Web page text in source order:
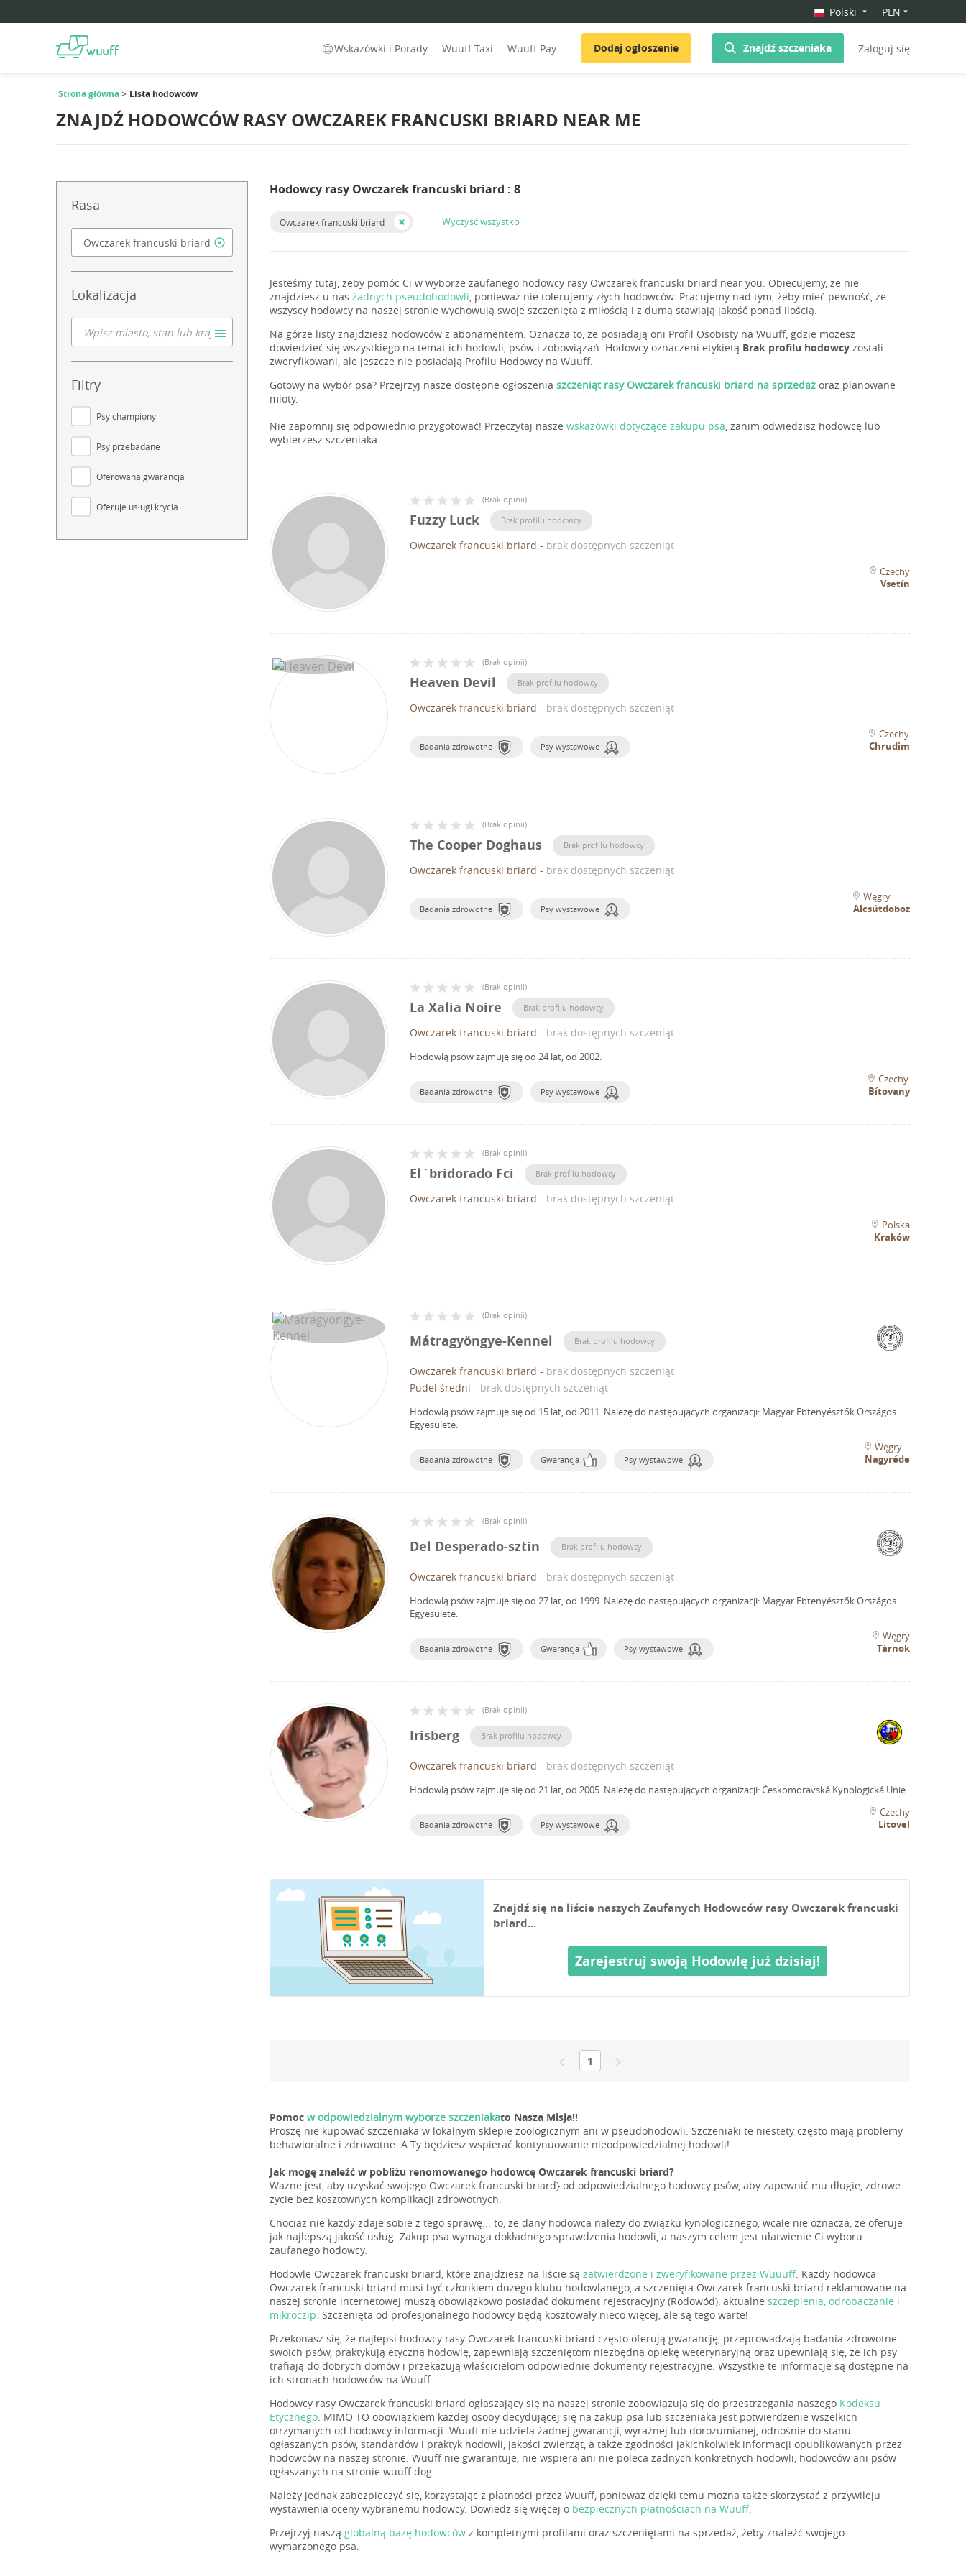
Polski PLN
Wskazówki i Porady Wuuff Taxi Wuuff Pay Dodaj ogłoszenie Znajdź szczeniaka Zaloguj się
Strona główna Lista hodowców
ZNAJDŹ HODOWCÓW RASY OWCZAREK FRANCUSKI BRIARD NEAR ME
Rasa
Lokalizacja
Filtry
Psy championy
Psy przebadane
Oferowana gwarancja
Oferuje usługi krycia
Hodowcy rasy Owczarek francuski briard : 8
Owczarek francuski briard Wyczyść wszystko
Jesteśmy tutaj, żeby pomóc Ci w wyborze zaufanego hodowcy rasy Owczarek francuski briard near you. Obiecujemy, że nie
znajdziesz u nas żadnych pseudohodowli, ponieważ nie tolerujemy złych hodowców. Pracujemy nad tym, żeby mieć pewność, że
wszyscy hodowcy na naszej stronie wychowują swoje szczenięta z miłością i z dumą stawiają jakość ponad ilością.
Na górze listy znajdziesz hodowców z abonamentem. Oznacza to, że posiadają oni Profil Osobisty na Wuuff, gdzie możesz
dowiedzieć się wszystkiego na temat ich hodowli, psów i zobowiązań. Hodowcy oznaczeni etykietą Brak profilu hodowcy zostali
zweryfikowani, ale jeszcze nie posiadają Profilu Hodowcy na Wuuff.
Gotowy na wybór psa? Przejrzyj nasze dostępne ogłoszenia szczeniąt rasy Owczarek francuski briard na sprzedaż oraz planowane
mioty.
Nie zapomnij się odpowiednio przygotować! Przeczytaj nasze wskazówki dotyczące zakupu psa, zanim odwiedzisz hodowcę lub
wybierzesz szczeniaka.
(Brak opinii)
Fuzzy Luck Brak profilu hodowcy
Owczarek francuski briard - brak dostępnych szczeniąt
Czechy
Vsetín
(Brak opinii)
Heaven Devil Brak profilu hodowcy
Owczarek francuski briard - brak dostępnych szczeniąt
Badania zdrowotne Psy wystawowe
Czechy
Chrudim
(Brak opinii)
The Cooper Doghaus Brak profilu hodowcy
Owczarek francuski briard - brak dostępnych szczeniąt
Badania zdrowotne Psy wystawowe
Węgry
Alcsútdoboz
(Brak opinii)
La Xalia Noire Brak profilu hodowcy
Owczarek francuski briard - brak dostępnych szczeniąt
Hodowlą psów zajmuję się od 24 lat, od 2002.
Badania zdrowotne Psy wystawowe
Czechy
Bítovany
(Brak opinii)
El`bridorado Fci Brak profilu hodowcy
Owczarek francuski briard - brak dostępnych szczeniąt
Polska
Kraków
(Brak opinii)
Mátragyöngye-Kennel Brak profilu hodowcy
Owczarek francuski briard - brak dostępnych szczeniąt
Pudel średni - brak dostępnych szczeniąt
Hodowlą psów zajmuję się od 15 lat, od 2011. Należę do następujących organizacji: Magyar Ebtenyésztők Országos
Egyesülete.
Badania zdrowotne Gwarancja Psy wystawowe
Węgry
Nagyréde
(Brak opinii)
Del Desperado-sztin Brak profilu hodowcy
Owczarek francuski briard - brak dostępnych szczeniąt
Hodowlą psów zajmuję się od 27 lat, od 1999. Należę do następujących organizacji: Magyar Ebtenyésztők Országos
Egyesülete.
Badania zdrowotne Gwarancja Psy wystawowe
Węgry
Tárnok
(Brak opinii)
Irisberg Brak profilu hodowcy
Owczarek francuski briard - brak dostępnych szczeniąt
Hodowlą psów zajmuję się od 21 lat, od 2005. Należę do następujących organizacji: Českomoravská Kynologická Unie.
Badania zdrowotne Psy wystawowe
Czechy
Litovel
Znajdź się na liście naszych Zaufanych Hodowców rasy Owczarek francuski
briard...
Zarejestruj swoją Hodowlę już dzisiaj!
1
Pomoc w odpowiedzialnym wyborze szczeniakato Nasza Misja!!
Proszę nie kupować szczeniaka w lokalnym sklepie zoologicznym ani w pseudohodowli. Szczeniaki te niestety często mają problemy
behawioralne i zdrowotne. A Ty będziesz wspierać kontynuowanie nieodpowiedzialnej hodowli!
Jak mogę znaleźć w pobliżu renomowanego hodowcę Owczarek francuski briard?
Ważne jest, aby uzyskać swojego Owczarek francuski briard} od odpowiedzialnego hodowcy psów, aby zapewnić mu długie, zdrowe
życie bez kosztownych komplikacji zdrowotnych.
Chociaż nie każdy zdaje sobie z tego sprawę... to, że dany hodowca należy do związku kynologicznego, wcale nie oznacza, że oferuje
jak najlepszą jakość usług. Zakup psa wymaga dokładnego sprawdzenia hodowli, a naszym celem jest ułatwienie Ci wyboru
zaufanego hodowcy.
Hodowle Owczarek francuski briard, które znajdziesz na liście są zatwierdzone i zweryfikowane przez Wuuuff. Każdy hodowca
Owczarek francuski briard musi być członkiem dużego klubu hodowlanego, a szczenięta Owczarek francuski briard reklamowane na
naszej stronie internetowej muszą obowiązkowo posiadać dokument rejestracyjny (Rodowód), aktualne szczepienia, odrobaczanie i
mikroczip. Szczenięta od profesjonalnego hodowcy będą kosztowały nieco więcej, ale są tego warte!
Przekonasz się, że najlepsi hodowcy rasy Owczarek francuski briard często oferują gwarancję, przeprowadzają badania zdrowotne
swoich psów, praktykują etyczną hodowlę, zapewniają szczeniętom niezbędną opiekę weterynaryjną oraz upewniają się, że ich psy
trafiają do dobrych domów i przekazują właścicielom odpowiednie dokumenty rejestracyjne. Wszystkie te informacje są dostępne na
ich stronach hodowców na Wuuff.
Hodowcy rasy Owczarek francuski briard ogłaszający się na naszej stronie zobowiązują się do przestrzegania naszego Kodeksu
Etycznego. MIMO TO obowiązkiem każdej osoby decydującej się na zakup psa lub szczeniaka jest potwierdzenie wszelkich
otrzymanych od hodowcy informacji. Wuuff nie udziela żadnej gwarancji, wyraźnej lub dorozumianej, odnośnie do stanu
ogłaszanych psów, standardów i praktyk hodowli, jakości zwierząt, a także zgodności jakichkolwiek informacji opublikowanych przez
hodowców na naszej stronie. Wuuff nie gwarantuje, nie wspiera ani nie poleca żadnych konkretnych hodowli, hodowców ani psów
ogłaszanych na stronie wuuff.dog.
Należy jednak zabezpieczyć się, korzystając z płatności przez Wuuff, ponieważ dzięki temu można także skorzystać z przywileju
wystawienia oceny wybranemu hodowcy. Dowiedz się więcej o bezpiecznych płatnościach na Wuuff.
Przejrzyj naszą globalną bazę hodowców z kompletnymi profilami oraz szczeniętami na sprzedaż, żeby znaleźć swojego
wymarzonego psa.